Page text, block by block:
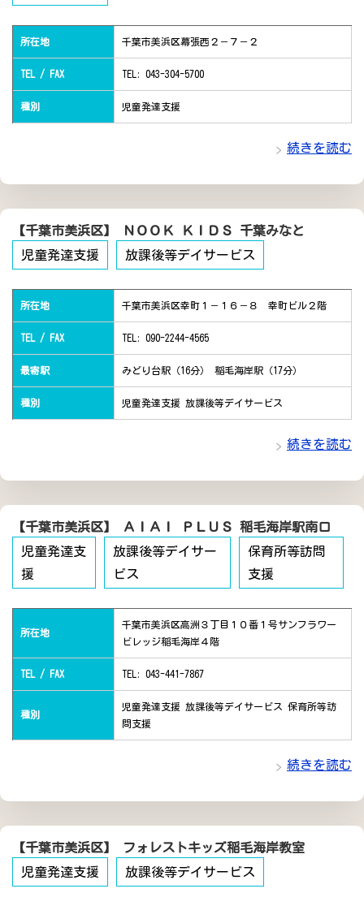
所在地 千葉市美浜区幕張西２－７－２
TEL / FAX TEL: 043-304-5700
種別 児童発達支援
続きを読む
【千葉市美浜区】 ＮＯＯＫ ＫＩＤＳ 千葉みなと
児童発達支援
放課後等デイサービス
所在地 千葉市美浜区幸町１－１６－８ 幸町ビル２階
TEL / FAX TEL: 090-2244-4565
最寄駅 みどり台駅（16分） 稲毛海岸駅（17分）
種別 児童発達支援 放課後等デイサービス
続きを読む
【千葉市美浜区】 ＡＩＡＩ ＰＬＵＳ 稲毛海岸駅南口
児童発達支
援
放課後等デイサー
ビス
保育所等訪問
支援
所在地
千葉市美浜区高洲３丁目１０番１号サンフラワー
ビレッジ稲毛海岸４階
TEL / FAX TEL: 043-441-7867
種別
児童発達支援 放課後等デイサービス 保育所等訪
問支援
続きを読む
【千葉市美浜区】 フォレストキッズ稲毛海岸教室
児童発達支援
放課後等デイサービス